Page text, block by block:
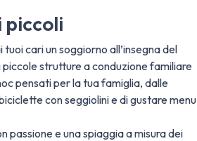
piccoli
cari un soggiorno all’insegna del
strutture a conduzione familiare
pensati per la tua famiglia, dalle
con seggiolini e di gustare menu
e una spiaggia a misura dei